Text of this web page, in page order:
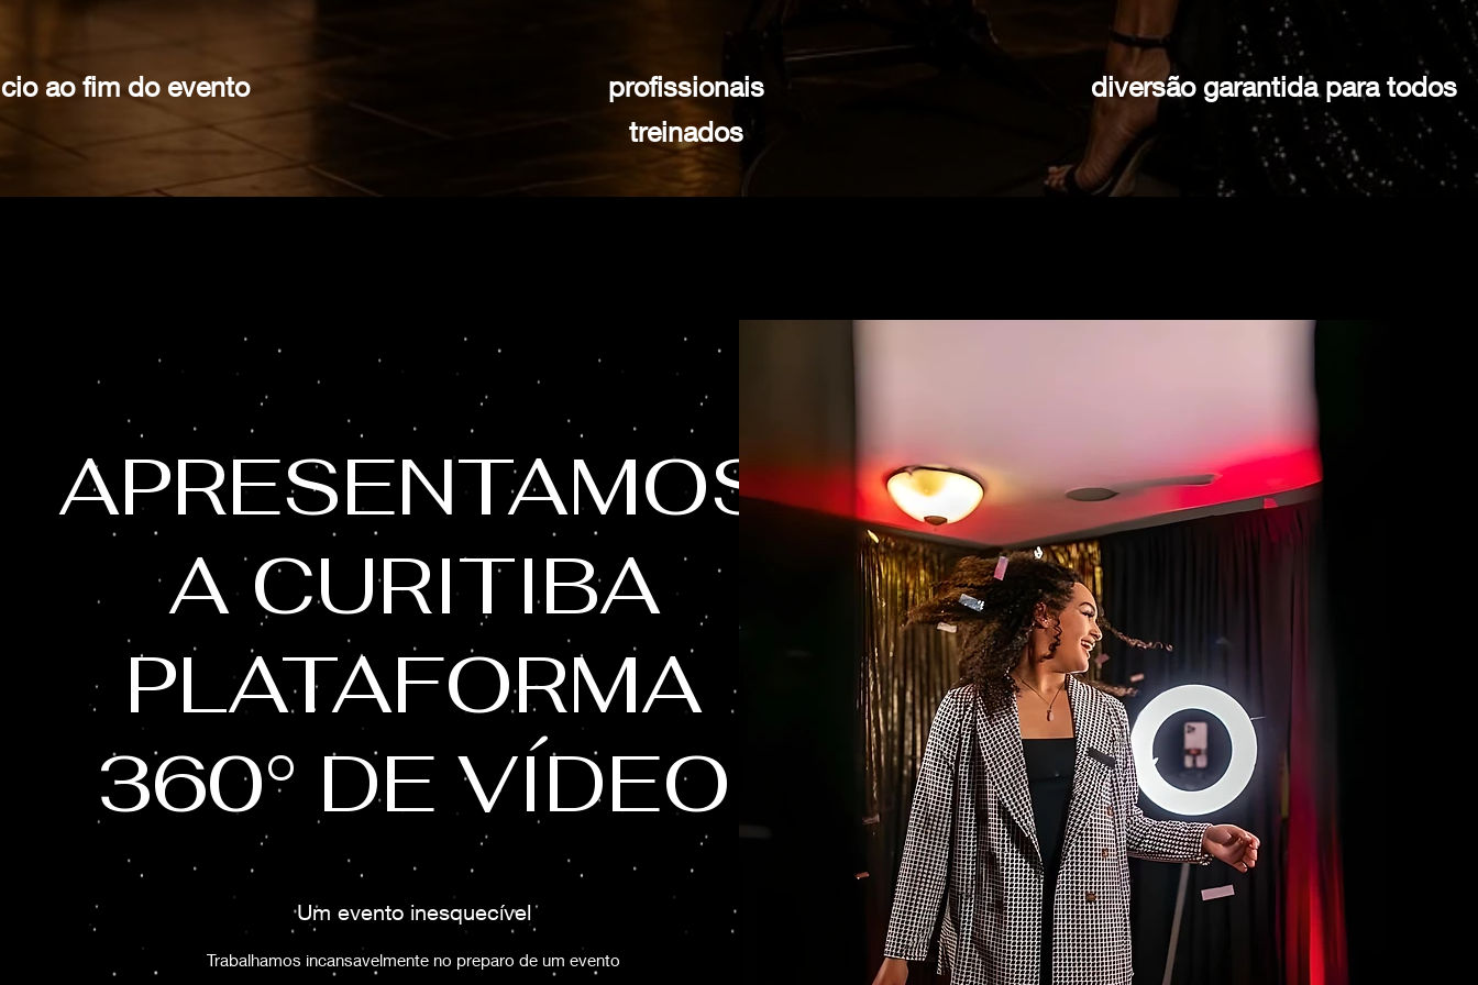
ao fim do evento
profissionais
treinados
diversão garantida para todos
APRESENTAMOS
A CURITIBA
PLATAFORMA
360° DE VÍDEO
Um evento inesquecível
Trabalhamos incansavelmente no preparo de um evento